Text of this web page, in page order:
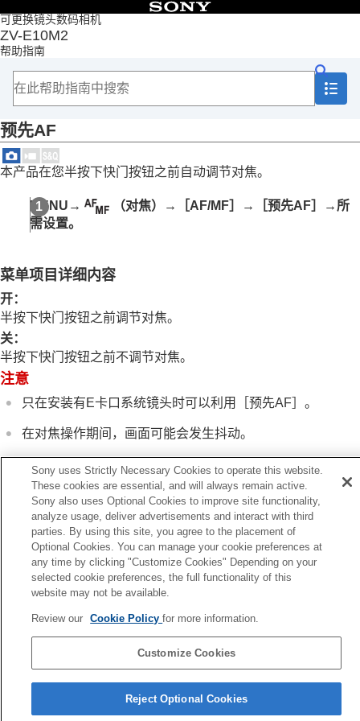
可更换镜头数码相机
ZV-E10M2
帮助指南
目录
首页
如何使用“帮助指南”
检查相机和附件
基本操作
准备相机/基本拍摄操作
从MENU查找功能
使用拍摄功能
选择照相模式
拍摄自拍视频和视频博客的便捷功能
使用对焦功能
根据相机朝向（水平/垂直）调整对焦区域设置
注册当前的对焦区域（AF区域注册功能）
删除所注册的自动对焦区域（删除注册的AF区
对焦区域限制（静止影像/动态影像）
AF边框移动距离（静止影像/动态影像）
AF区域自动清除
AF-C区域显示
相位检测区域
交叉AF等级
速度变化AF跟踪
AF过渡速度
AF摄体转移敏度
AF帮助
AF/MF选择
半按快门AF
AF开启
预先AF
AF-S优先级设置
AF-C优先级设置
预先AF
本产品在您半按下快门按钮之前自动调节对焦。
MENU → （对焦）→ ［AF/MF］ → ［预先AF］
→所
需设置。
菜单项目详细内容
开：
半按下快门按钮之前调节对焦。
关：
半按下快门按钮之前不调节对焦。
注意
只在安装有E卡口系统镜头时可以利用 ［预先AF］。
在对焦操作期间，画面可能会发生抖动。
保持
下一页
AF-S优先级
TP1001532531
语言选择页面
5-061-838-93(4)
Sony uses Strictly Necessary Cookies to operate this website.
These cookies are essential, and will always remain active.
Sony also uses Optional Cookies to improve site functionality,
analyze usage, deliver advertisements and interact with third
parties. By using this site, you agree to the placement of
Optional Cookies. You can manage your cookie preferences at
any time by clicking "Customize Cookies" Depending on your
selected cookie preferences, the full functionality of this
website may not be available.
Review our Cookie Policyfor more information.
Customize Cookies
Reject Optional Cookies